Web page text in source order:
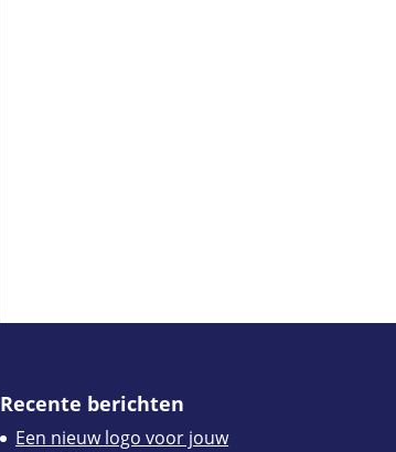
Recente berichten
Een nieuw logo voor jouw